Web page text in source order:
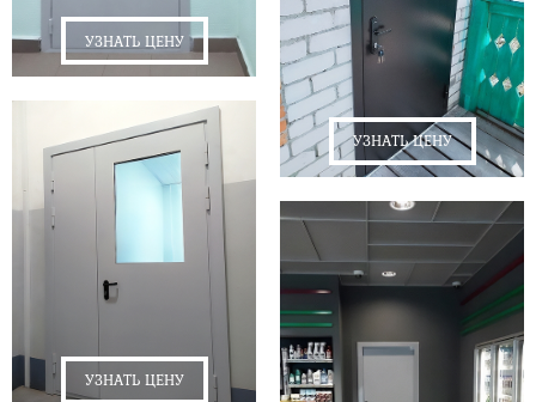
УЗНАТЬ ЦЕНУ
УЗНАТЬ ЦЕНУ
УЗНАТЬ ЦЕНУ